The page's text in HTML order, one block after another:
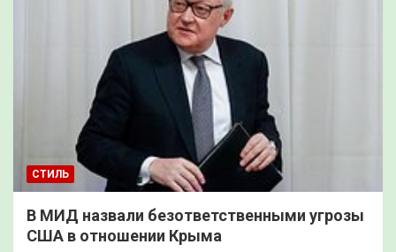
СТИЛЬ
В МИД назвали безответственными угрозы
США в отношении Крыма